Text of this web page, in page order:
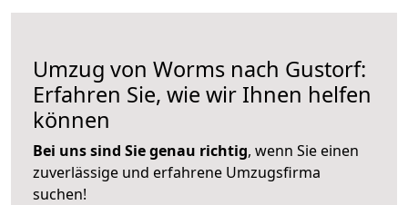
Umzug von Worms nach Gustorf:
Erfahren Sie, wie wir Ihnen helfen
können
Bei uns sind Sie genau richtig, wenn Sie einen
zuverlässige und erfahrene Umzugsfirma
suchen!